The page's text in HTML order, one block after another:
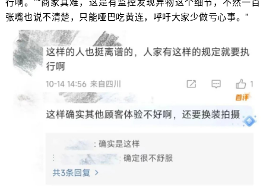
张嘴也说不清楚，只能哑巴吃黄连，呼吁大家少做亏心事。”